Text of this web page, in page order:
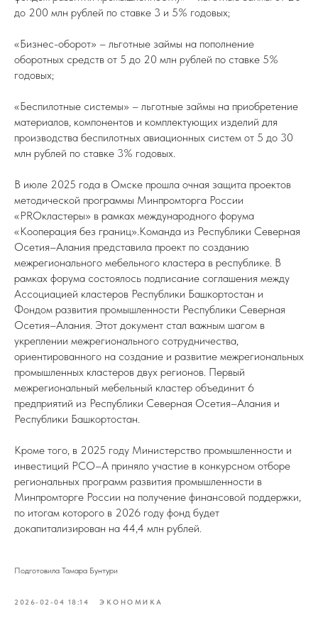
до 200 млн рублей по ставке 3 и 5% годовых;
«Бизнес-оборот» – льготные займы на пополнение
оборотных средств от 5 до 20 млн рублей по ставке 5%
годовых;
«Беспилотные системы» – льготные займы на приобретение
материалов, компонентов и комплектующих изделий для
производства беспилотных авиационных систем от 5 до 30
млн рублей по ставке 3% годовых.
В июле 2025 года в Омске прошла очная защита проектов
методической программы Минпромторга России
«PROкластеры» в рамках международного форума
«Кооперация без границ».Команда из Республики Северная
Осетия–Алания представила проект по созданию
межрегионального мебельного кластера в республике. В
рамках форума состоялось подписание соглашения между
Ассоциацией кластеров Республики Башкортостан и
Фондом развития промышленности Республики Северная
Осетия–Алания. Этот документ стал важным шагом в
укреплении межрегионального сотрудничества,
ориентированного на создание и развитие межрегиональных
промышленных кластеров двух регионов. Первый
межрегиональный мебельный кластер объединит 6
предприятий из Республики Северная Осетия–Алания и
Республики Башкортостан.
Кроме того, в 2025 году Министерство промышленности и
инвестиций РСО–А приняло участие в конкурсном отборе
региональных программ развития промышленности в
Минпромторге России на получение финансовой поддержки,
по итогам которого в 2026 году фонд будет
докапитализирован на 44,4 млн рублей.
Подготовила Тамара Бунтури
2026-02-04 18:14 ЭКОНОМИКА